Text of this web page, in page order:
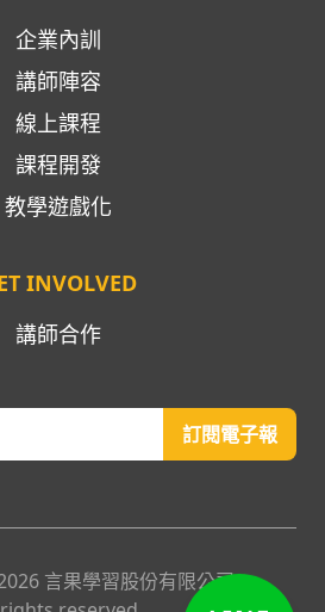
企業內訓
講師陣容
線上課程
課程開發
教學遊戲化
INVOLVED
講師合作
訂閱電子報
言果學習股份有限公司